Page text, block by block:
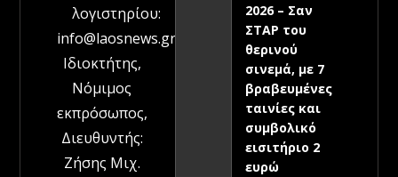
λογιστηρίου:
info@laosnews.gr
Ιδιοκτήτης,
Νόμιμος
εκπρόσωπος,
Διευθυντής:
Ζήσης Μιχ.
2026 – Σαν
ΣΤΑΡ του
θερινού
σινεμά, με 7
βραβευμένες
ταινίες και
συμβολικό
εισιτήριο 2
ευρώ